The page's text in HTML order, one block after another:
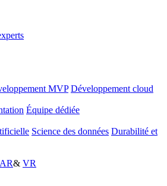
MVP Développement cloud
Équipe dédiée
Science des données Durabilité et
AR& VR